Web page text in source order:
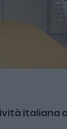
italiana